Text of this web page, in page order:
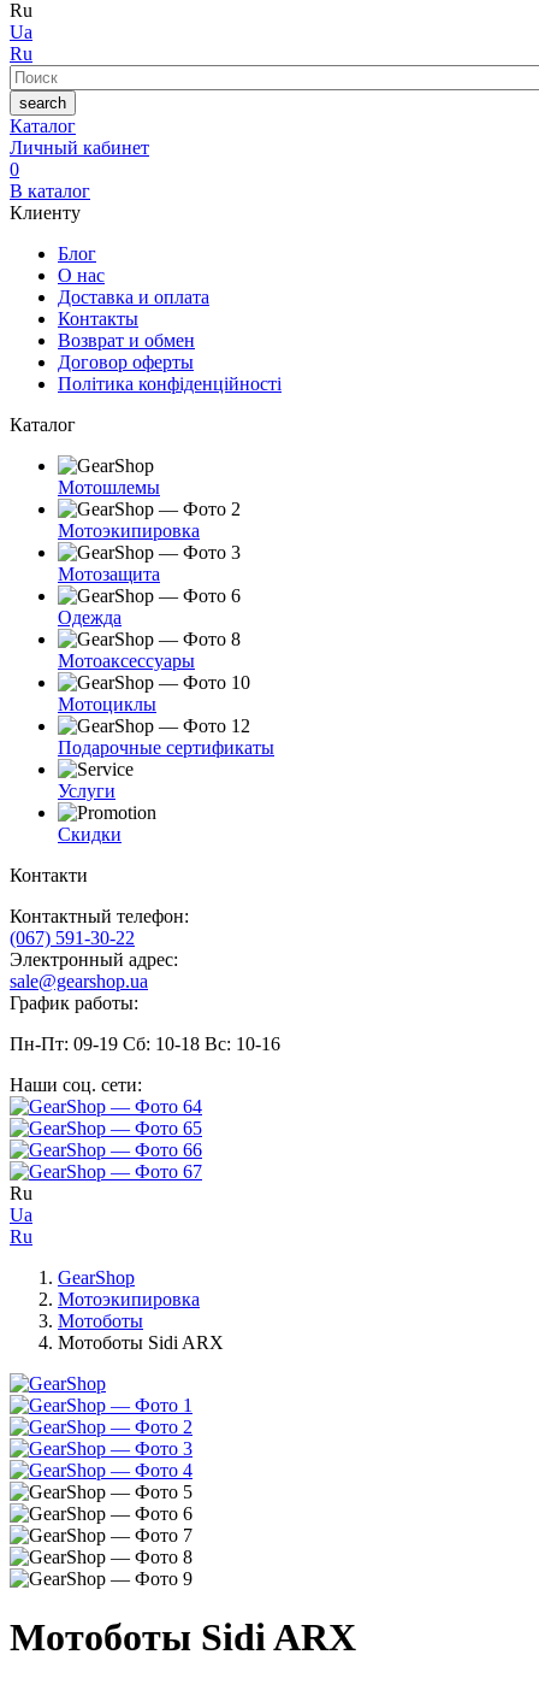
Ru
Ua
Ru
Поиск
search
Каталог
Личный кабинет
0
В каталог
Клиенту
Блог
О нас
Доставка и оплата
Контакты
Возврат и обмен
Договор оферты
Політика конфіденційності
Каталог
Мотошлемы
Мотоэкипировка
Мотозащита
Одежда
Мотоаксессуары
Мотоциклы
Подарочные сертификаты
Услуги
Скидки
Контакти
Контактный телефон:
(067) 591-30-22
Электронный адрес:
sale@gearshop.ua
График работы:
Пн-Пт: 09-19 Сб: 10-18 Вс: 10-16
Наши соц. сети:
Ru
Ua
Ru
GearShop
Мотоэкипировка
Мотоботы
Мотоботы Sidi ARX
Мотоботы Sidi ARX